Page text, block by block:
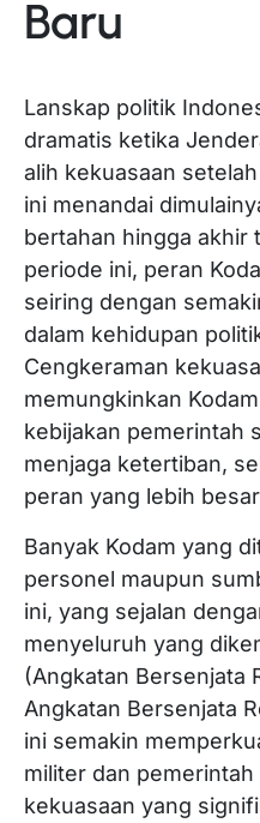
Baru
Lanskap politik
dramatis ketika
alih kekuasaan
ini menandai
bertahan hingga akhir
periode ini, peran
seiring dengan
dalam kehidupan
Cengkeraman
memungkinkan
kebijakan pemerintah
menjaga ketertiban,
peran yang lebih
Banyak Kodam yang
personel maupun
ini, yang sejalan
menyeluruh yang
(Angkatan Bersenjata
Angkatan Bersenjata
ini semakin
militer dan
kekuasaan yang